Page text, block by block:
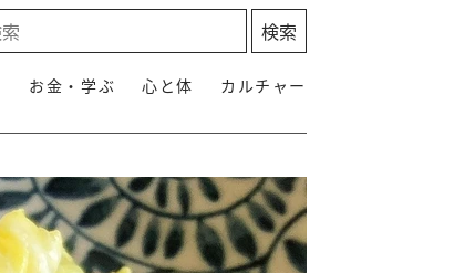
お金・学ぶ 心と体 カルチャー